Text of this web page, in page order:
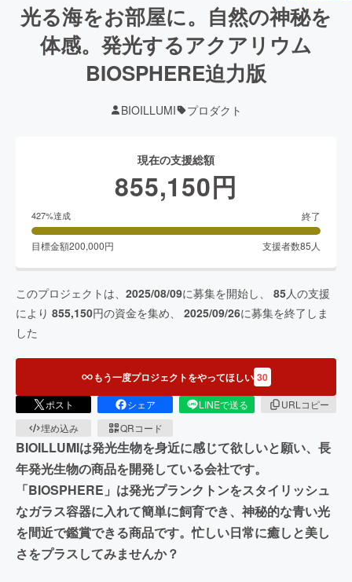
光る海をお部屋に。自然の神秘を
体感。発光するアクアリウム
BIOSPHERE迫力版
BIOILLUMI プロダクト
現在の支援総額
855,150円
427%達成 終了
目標金額200,000円 支援者数85 人
このプロジェクトは、 2025/08/09に募集を開始し、 85人の支援
により 855,150円の資金を集め、 2025/09/26に募集を終了しま
した
もう一度プロジェクトをやってほしい 30
ポスト シェア LINEで送る
URLコピー
埋め込み
QRコード
BIOILLUMIは発光生物を身近に感じて欲しいと願い、長
年発光生物の商品を開発している会社です。
「BIOSPHERE」は発光プランクトンをスタイリッシュ
なガラス容器に入れて簡単に飼育でき、神秘的な青い光
を間近で鑑賞できる商品です。忙しい日常に癒しと美し
さをプラスしてみませんか？